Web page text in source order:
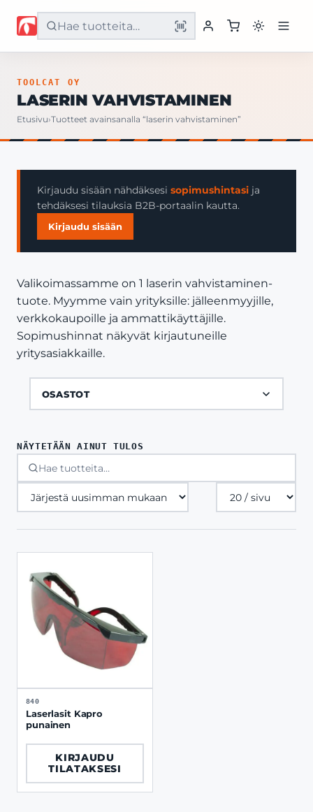
Etusivu
Yritys
Yhteystiedot
TOOLCAT OY
LASERIN VAHVISTAMINEN
Etusivu›Tuotteet avainsanalla “laserin vahvistaminen”
Kirjaudu sisään nähdäksesi sopimushintasi ja
tehdäksesi tilauksia B2B-portaalin kautta.
Kirjaudu sisään
Valikoimassamme on 1 laserin vahvistaminen-
tuote. Myymme vain yrityksille: jälleenmyyjille,
verkkokaupoille ja ammattikäyttäjille.
Sopimushinnat näkyvät kirjautuneille
yritysasiakkaille.
OSASTOT
NÄYTETÄÄN AINUT TULOS
Tuotteita
sivulla
840
Laserlasit Kapro
punainen
KIRJAUDU
TILATAKSESI